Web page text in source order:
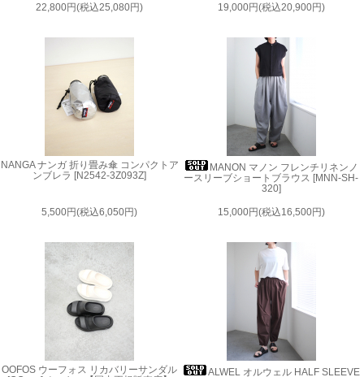
22,800円(税込25,080円) 19,000円(税込20,900円)
NANGA ナンガ 折り畳み傘 コンパクトア
ンブレラ [N2542-3Z093Z]
5,500円(税込6,050円)
MANON マノン フレンチリネンノ
ースリーブショートブラウス [MNN-SH-
320]
15,000円(税込16,500円)
OOFOS ウーフォス リカバリーサンダル
ALWEL オルウェル HALF SLEEVE